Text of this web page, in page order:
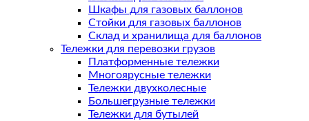
Шкафы для газовых баллонов
Стойки для газовых баллонов
Склад и хранилища для баллонов
Тележки для перевозки грузов
Платформенные тележки
Многоярусные тележки
Тележки двухколесные
Большегрузные тележки
Тележки для бутылей